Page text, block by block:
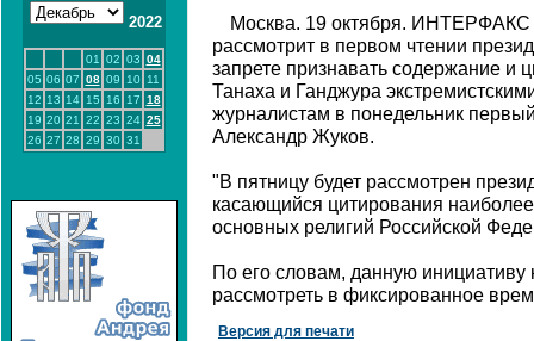
2022
01 02 03 04
05 06 07 08 09 10
11
12 13 14 15 16 17 18
19 20 21 22 23 24 25
26 27 28 29 30 31
Москва. 19 октября. ИНТЕРФАКС
рассмотрит в первом чтении
запрете признавать содержание и
Танаха и Ганджура
журналистам в понедельник
Александр Жуков.
"В пятницу будет рассмотрен
касающийся цитирования
основных религий Российской
По его словам, данную инициативу
рассмотреть в фиксированное
Версия для печати